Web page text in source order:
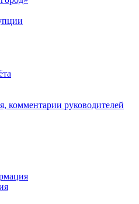
комментарии руководителей